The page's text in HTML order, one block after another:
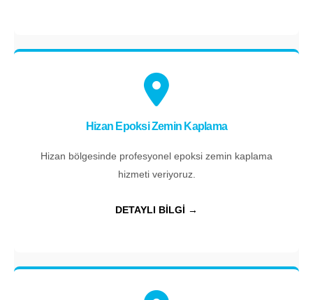
Hizan Epoksi Zemin Kaplama
Hizan bölgesinde profesyonel epoksi zemin kaplama
hizmeti veriyoruz.
DETAYLI BİLGİ →